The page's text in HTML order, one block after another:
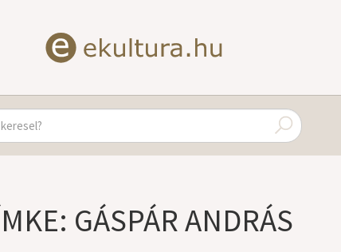
GÁSPÁR ANDRÁS